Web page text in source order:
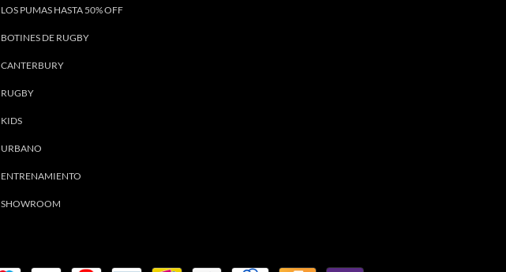
LOS PUMAS HASTA 50% OFF
BOTINES DE RUGBY
CANTERBURY
RUGBY
KIDS
URBANO
ENTRENAMIENTO
SHOWROOM